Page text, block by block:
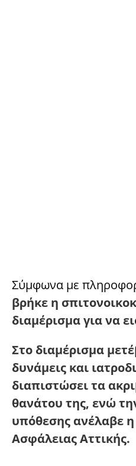
Σύμφωνα με
βρήκε η
διαμέρισμα για να
Στο διαμέρισμα
δυνάμεις και
διαπιστώσει τα
θανάτου της, ενώ
υπόθεσης ανέλαβε
Ασφάλειας Αττικής.